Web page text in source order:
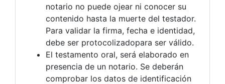
notario no puede ojear ni conocer su
contenido hasta la muerte del testador.
Para validar la firma, fecha e identidad,
debe ser protocolizadopara ser válido.
El testamento oral, será elaborado en
presencia de un notario. Se deberán
comprobar los datos de identificación